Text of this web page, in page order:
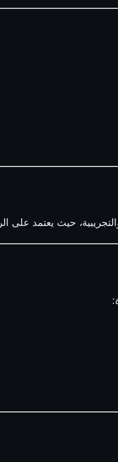
والتجريبية، حيث يعتمد